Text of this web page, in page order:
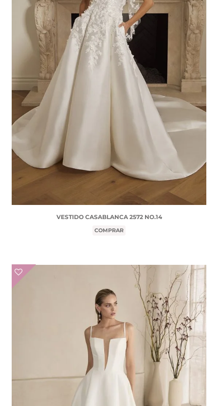
VESTIDO CASABLANCA 2572 NO.14
COMPRAR